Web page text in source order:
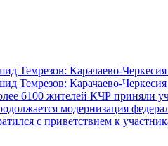
Темрезов: Карачаево-
Темрезов: Карачаево-
6100 жителей КЧР приняли
модернизация
с приветствием к